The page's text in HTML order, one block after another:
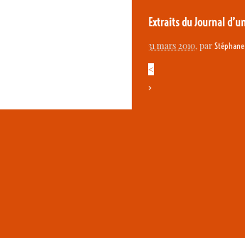
Extraits du Journal
31 mars 2010, par
<
>